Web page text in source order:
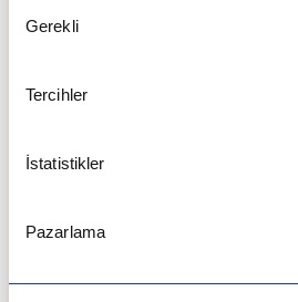
Seçimi
Gerekli
Tercihler
İstatistikler
Pazarlama
Minimum 77-85
6.0 puan alacak şekilde
Transcript
Niyet Mektubu